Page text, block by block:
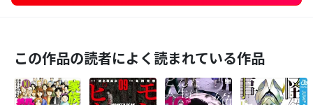
この作品の読者によく読まれている作品